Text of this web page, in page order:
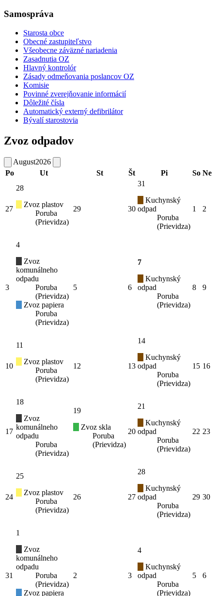
Samospráva
Starosta obce
Obecné zastupiteľstvo
Všeobecne záväzné nariadenia
Zasadnutia OZ
Hlavný kontrolór
Zásady odmeňovania poslancov OZ
Komisie
Povinné zverejňovanie informácií
Dôležité čísla
Automatický externý defibrilátor
Bývalí starostovia
Zvoz odpadov
August2026
Po
Ut St Št Pi So Ne
27
28
Zvoz plastov
Poruba
(Prievidza)
29 30
31
Kuchynský
odpad
Poruba
(Prievidza)
1 2
3
4
Zvoz
komunálneho
odpadu
Poruba
(Prievidza)
Zvoz papiera
Poruba
(Prievidza)
5 6
7
Kuchynský
odpad
Poruba
(Prievidza)
8 9
10
11
Zvoz plastov
Poruba
(Prievidza)
12 13
14
Kuchynský
odpad
Poruba
(Prievidza)
15 16
17
18
Zvoz
komunálneho
odpadu
Poruba
(Prievidza)
19
Zvoz skla
Poruba
(Prievidza)
20
21
Kuchynský
odpad
Poruba
(Prievidza)
22 23
24
25
Zvoz plastov
Poruba
(Prievidza)
26 27
28
Kuchynský
odpad
Poruba
(Prievidza)
29 30
31
1
Zvoz
komunálneho
odpadu
Poruba
(Prievidza)
Zvoz papiera
2 3
4
Kuchynský
odpad
Poruba
(Prievidza)
5 6